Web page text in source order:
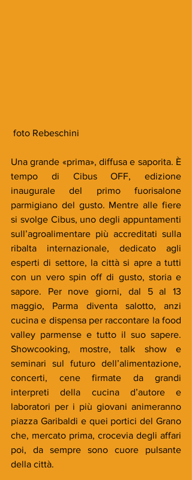
foto Rebeschini
Una grande «prima», diffusa e saporita. È
tempo di Cibus OFF, edizione
inaugurale del primo fuorisalone
parmigiano del gusto. Mentre alle fiere
si svolge Cibus, uno degli appuntamenti
sull’agroalimentare più accreditati sulla
ribalta internazionale, dedicato agli
esperti di settore, la città si apre a tutti
con un vero spin off di gusto, storia e
sapore. Per nove giorni, dal 5 al 13
maggio, Parma diventa salotto, anzi
cucina e dispensa per raccontare la food
valley parmense e tutto il suo sapere.
Showcooking, mostre, talk show e
seminari sul futuro dell’alimentazione,
concerti, cene firmate da grandi
interpreti della cucina d’autore e
laboratori per i più giovani animeranno
piazza Garibaldi e quei portici del Grano
che, mercato prima, crocevia degli affari
poi, da sempre sono cuore pulsante
della città.